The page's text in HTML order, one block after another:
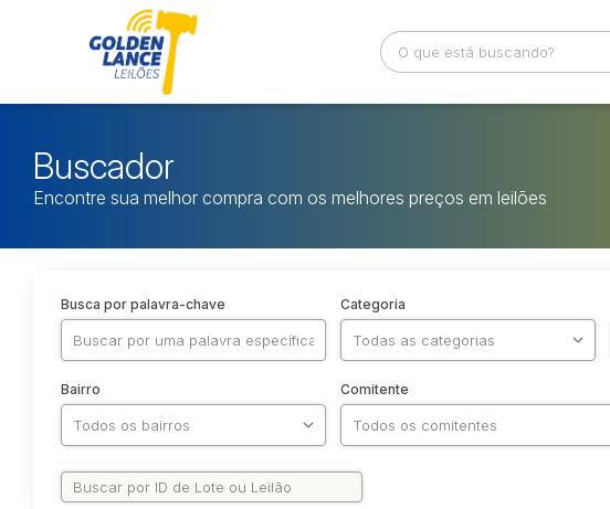
Buscador
Encontre sua melhor compra com os melhores preços em leilões
Busca por palavra-chave Categoria
Bairro Comitente